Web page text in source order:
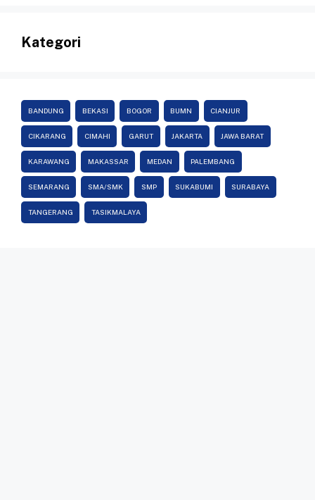
Kategori
BANDUNG BEKASI BOGOR BUMN CIANJUR
CIKARANG CIMAHI GARUT JAKARTA JAWA BARAT
KARAWANG MAKASSAR MEDAN PALEMBANG
SEMARANG SMA/SMK SMP SUKABUMI SURABAYA
TANGERANG TASIKMALAYA